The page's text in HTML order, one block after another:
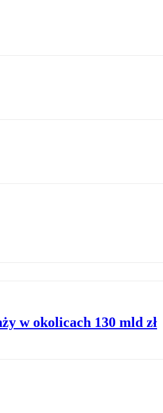
w okolicach 130 mld zł